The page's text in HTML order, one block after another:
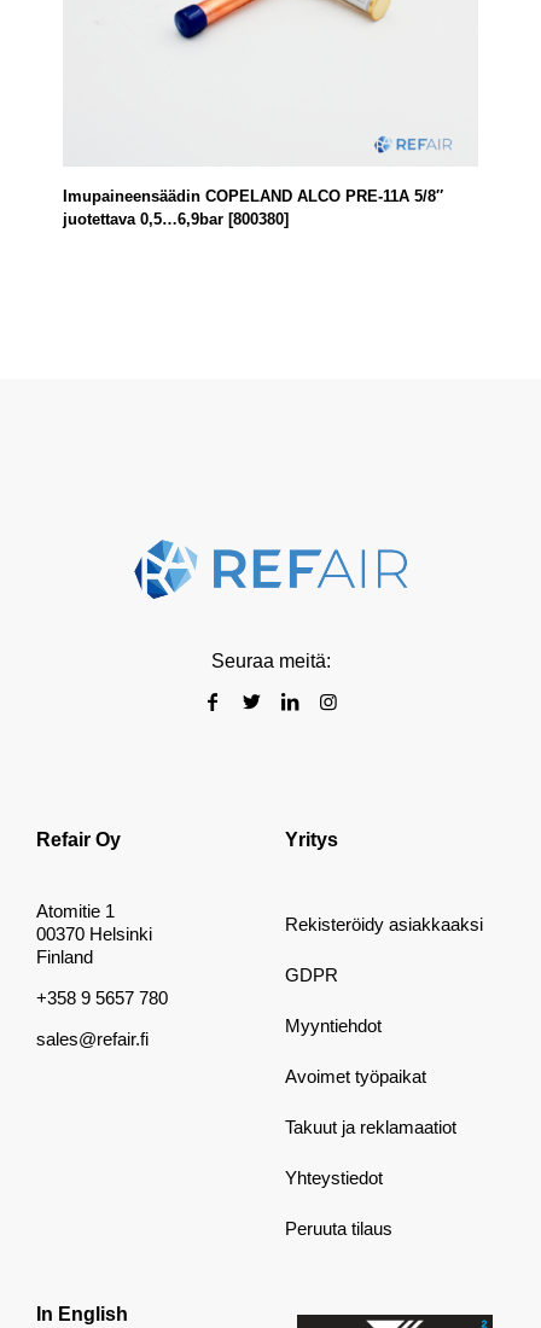
Imupaineensäädin COPELAND ALCO PRE-11A 5/8″
juotettava 0,5…6,9bar [800380]
Seuraa meitä:
Refair Oy
Atomitie 1
00370 Helsinki
Finland
+358 9 5657 780
sales@refair.fi
Yritys
Rekisteröidy asiakkaaksi
GDPR
Myyntiehdot
Avoimet työpaikat
Takuut ja reklamaatiot
Yhteystiedot
Peruuta tilaus
In English